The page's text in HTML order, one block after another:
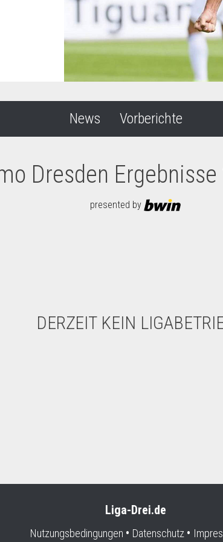
News Vorberichte
Dresden
presented by
DERZEIT KEIN
Liga-Drei.de
Nutzungsbedingungen Datenschutz